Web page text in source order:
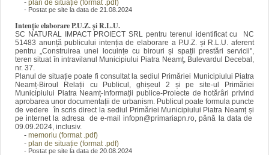
- plan de situație (format .pdf)
- Postat pe site la data de 21.08.2024
Intenție elaborare P.U.Z. și R.L.U.
SC NATURAL IMPACT PROIECT SRL pentru terenul identificat cu NC
51483 anunță publicului intenția de elaborare a P.U.Z. și R.L.U. aferent
pentru „Construirea unei locuințe cu birouri și spații prestări servicii",
teren situat în intravilanul Municipiului Piatra Neamț, Bulevardul Decebal,
nr. 37.
Planul de situație poate fi consultat la sediul Primăriei Municipiului Piatra
Neamț-Biroul Relații cu Publicul, ghișeul 2 și pe site-ul Primăriei
Municipiului Piatra Neamț-Informații publice-Proiecte de hotărâri privind
aprobarea unor documentații de urbanism. Publicul poate formula puncte
de vedere în scris direct la sediul Primăriei Municipiului Piatra Neamț și
pe internet la adresa de e-mail infopn@primariapn.ro, până la data de
09.09.2024, inclusiv.
- memoriu (format .pdf)
- plan de situație (format .pdf)
- Postat pe site la data de 20.08.2024